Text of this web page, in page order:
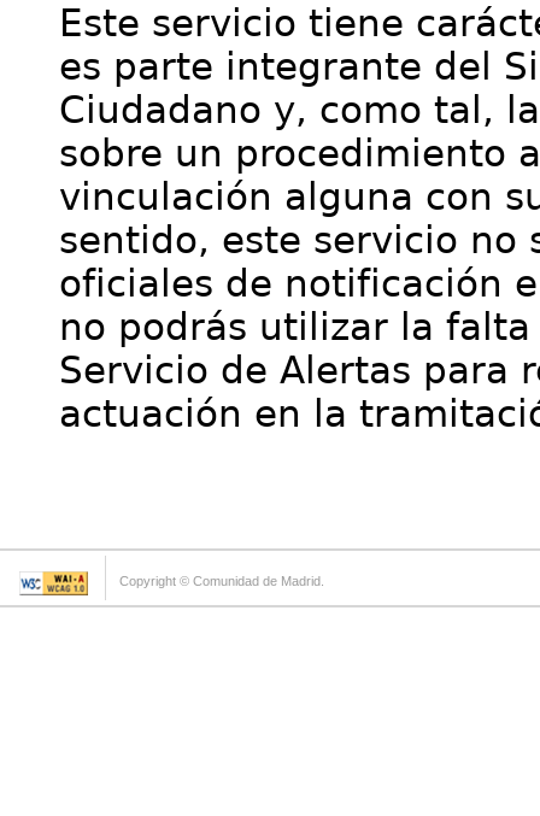
Este servicio tiene
es parte integrante del
Ciudadano y, como tal,
sobre un procedimiento
vinculación alguna con
sentido, este servicio no
oficiales de notificación
no podrás utilizar la
Servicio de Alertas para
actuación en la
Copyright © Comunidad de Madrid.